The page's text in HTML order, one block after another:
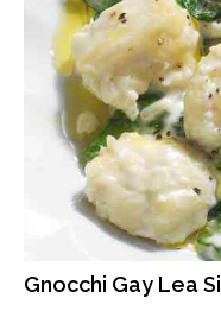
Gnocchi Gay Lea